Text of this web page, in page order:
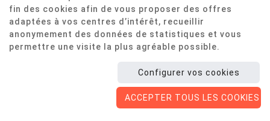
fin des cookies afin de vous proposer des offres
adaptées à vos centres d’intérêt, recueillir
anonymement des données de statistiques et vous
permettre une visite la plus agréable possible.
Configurer vos cookies
ACCEPTER TOUS LES COOKIES